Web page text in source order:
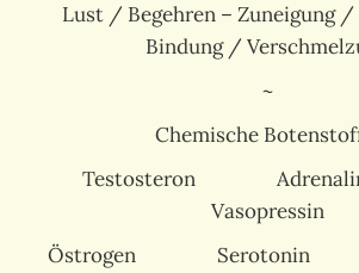
Lust / Begehren – Zuneigung /
Bindung /
~
Chemische
Testosteron
Vasopressin
Östrogen Serotonin